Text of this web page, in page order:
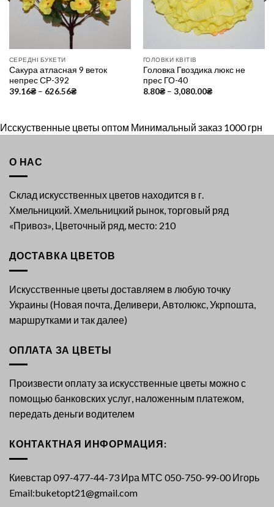
СЕРЕДНІ БУКЕТИ
Сакура атласная 9 веток
непрес СР-392
39.16₴– 626.56₴
ГОЛОВКИ КВІТІВ
Головка Гвоздика люкс не
прес ГО-40
8.80₴– 3,080.00₴
Исскуственные цветы оптом Минимальный заказ 1000 грн
О НАС
Склад искусственных цветов находится в г.
Хмельницкий. Хмельницкий рынок, торговый ряд
«Привоз», Цветочный ряд, место: 210
ДОСТАВКА ЦВЕТОВ
Искусственные цветы доставляем в любую точку
Украины (Новая почта, Деливери, Автолюкс, Укрпошта,
маршрутками и так далее)
ОПЛАТА ЗА ЦВЕТЫ
Произвести оплату за искусственные цветы можно с
помощью банковских услуг, наложенным платежом,
передать деньги водителем
КОНТАКТНАЯ ИНФОРМАЦИЯ:
Киевстар 097-477-44-73 Ира МТС 050-750-99-00 Игорь
Email:buketopt21@gmail.com